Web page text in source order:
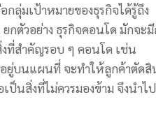
ลุ่มเป้าหมายของธุรกิจได้รู้ถึง
กตัวอย่าง ธุรกิจคอนโด มักจะมี
ที่สำคัญรอบ ๆ คอนโด เช่น
อยู่บนแผนที่ จะทำให้ลูกค้าตัดสิ
นสิ่งที่ไม่ควรมองข้าม จึงนำไ